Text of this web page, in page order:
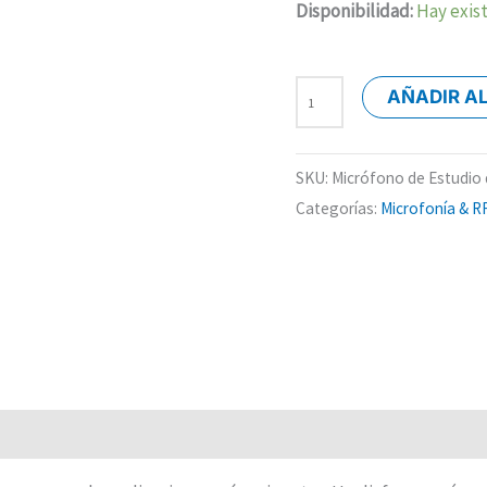
Disponibilidad:Hay
AÑADIR
SKU: Micrófono de Estudio
Categorías: Microfonía &